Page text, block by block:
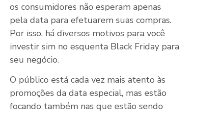
os consumidores não esperam apenas
pela data para efetuarem suas compras.
Por isso, há diversos motivos para você
investir sim no esquenta Black Friday para
seu negócio.
O público está cada vez mais atento às
promoções da data especial, mas estão
focando também nas que estão sendo